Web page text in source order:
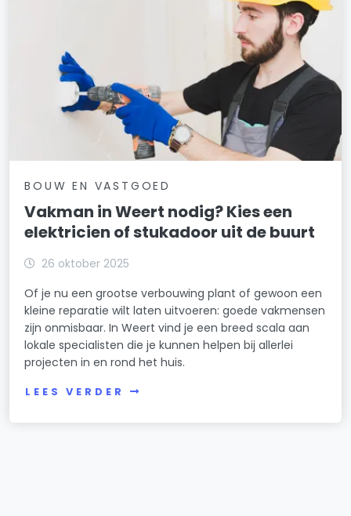
BOUW EN VASTGOED
Vakman in Weert nodig? Kies een
elektricien of stukadoor uit de buurt
26 oktober 2025
Of je nu een grootse verbouwing plant of gewoon een
kleine reparatie wilt laten uitvoeren: goede vakmensen
zijn onmisbaar. In Weert vind je een breed scala aan
lokale specialisten die je kunnen helpen bij allerlei
projecten in en rond het huis.
LEES VERDER